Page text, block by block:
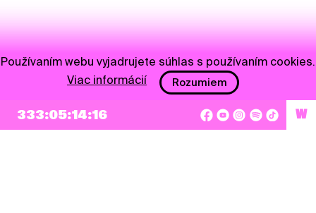
NEWSLETTER
333:05:14:16 W
Používaním webu vyjadrujete súhlas s používaním cookies.
Viac informácií
Rozumiem